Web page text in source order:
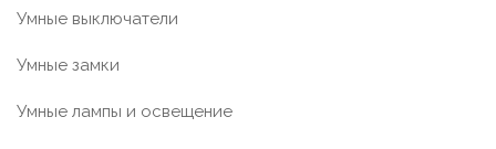
Умные выключатели
Умные замки
Умные лампы и освещение